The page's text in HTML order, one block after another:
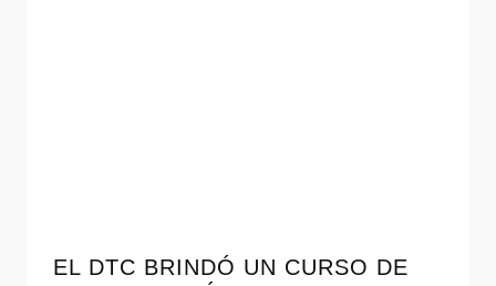
EL DTC BRINDÓ UN CURSO DE